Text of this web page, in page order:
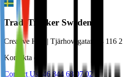
TradeTracker Sweden
Creative Hub | Tjärhovsgatan 34 116
Kontakta oss
Contact Us +46 844 68 07 02